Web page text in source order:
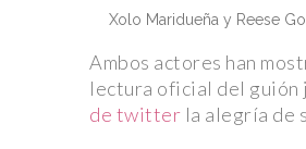
Xolo Maridueña y Reese
Ambos actores han
lectura oficial del guión
de twitter la alegría de